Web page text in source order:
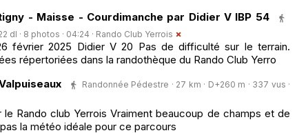
- Maisse - Courdimanche par Didier V IBP 54
dl · 8 photos · 04:24 · Rando Club Yerrois
février 2025 Didier V 20 Pas de difficulté sur le terrain.
répertoriées dans la randothèque du Rando Club Yerro
Randonnée Pédestre · 27 km · D+260 m · 337 vus ·
Rando club Yerrois Vraiment beaucoup de champs et de
la météo idéale pour ce parcours